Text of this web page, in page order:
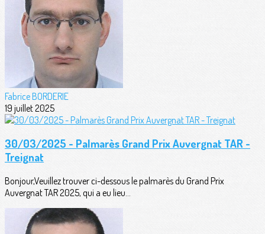
Fabrice BORDERIE
19 juillet 2025
30/03/2025 - Palmarès Grand Prix Auvergnat TAR -
Treignat
Bonjour,Veuillez trouver ci-dessous le palmarès du Grand Prix
Auvergnat TAR 2025, qui a eu lieu...